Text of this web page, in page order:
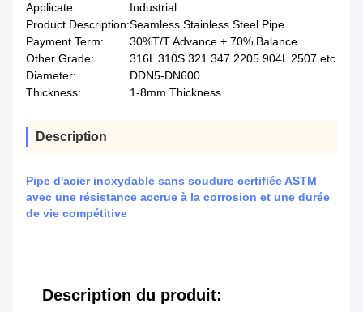
Applicate:
Industrial
Product Description:Seamless Stainless Steel Pipe
Payment Term:
30%T/T Advance + 70% Balance
Other Grade:
316L 310S 321 347 2205 904L 2507.etc
Diameter:
DDN5-DN600
Thickness:
1-8mm Thickness
Description
Pipe d'acier inoxydable sans soudure certifiée ASTM
avec une résistance accrue à la corrosion et une durée
de vie compétitive
Description du produit: